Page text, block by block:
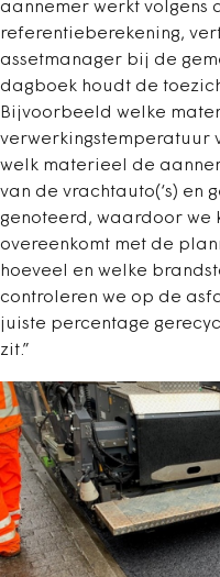
aannemer werkt volgens
referentieberekening,
assetmanager bij de
dagboek houdt de
Bijvoorbeeld welke
verwerkingstemperatuur
welk materieel de
van de vrachtauto(‘s) en
genoteerd, waardoor we
overeenkomt met de
hoeveel en welke
controleren we op de
juiste percentage
zit.”